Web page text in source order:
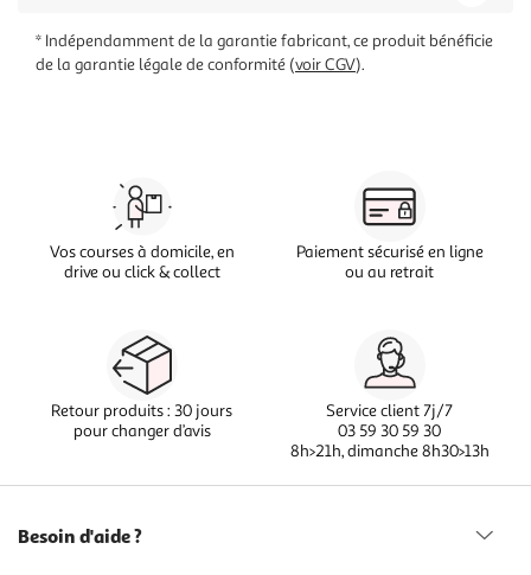
* Indépendamment de la garantie fabricant, ce produit bénéficie
de la garantie légale de conformité (voir CGV).
Vos courses à domicile, en
drive ou click & collect
Paiement sécurisé en ligne
ou au retrait
Retour produits : 30 jours
pour changer d’avis
Service client 7j/7
03 59 30 59 30
8h>21h, dimanche 8h30>13h
Besoin d'aide ?